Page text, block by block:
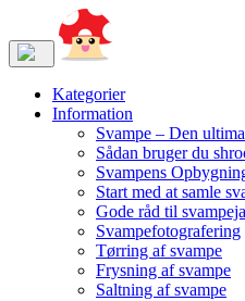
Kategorier
Information
Svampe – Den
Sådan bruger du
Svampens
Start med at samle
Gode råd til
Svampefotografering
Tørring af svampe
Frysning af svampe
Saltning af svampe